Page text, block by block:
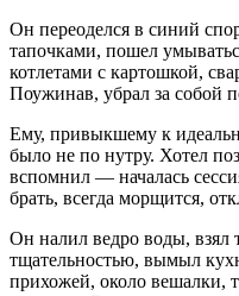
Он переоделся в синий
тапочками, пошел
котлетами с картошкой,
Поужинав, убрал за собой
Ему, привыкшему к
было не по нутру. Хотел
вспомнил — началась
брать, всегда морщится,
Он налил ведро воды, взял
тщательностью, вымыл
прихожей, около вешалки,